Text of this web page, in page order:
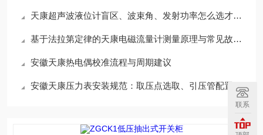
天康超声波液位计盲区、波束角、发射功率怎么选才不误测
基于法拉第定律的天康电磁流量计测量原理与常见故障检修维护指南
安徽天康热电偶校准流程与周期建议
安徽天康压力表安装规范：取压点选取、引压管配置及蒸汽测量冷凝圈的设置
联系